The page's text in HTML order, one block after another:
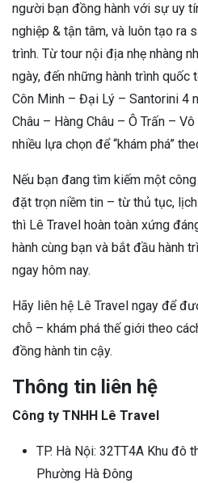
người bạn đồng hành với sự uy
nghiệp & tận tâm, và luôn tạo ra
trình. Từ tour nội địa nhẹ nhàng
ngày, đến những hành trình
Côn Minh – Đại Lý – Santorini 4
Châu – Hàng Châu – Ô Trấn –
nhiều lựa chọn để “khám phá”
Nếu bạn đang tìm kiếm một
đặt trọn niềm tin – từ thủ tục,
thì Lê Travel hoàn toàn xứng
hành cùng bạn và bắt đầu hành
ngay hôm nay.
Hãy liên hệ Lê Travel ngay để
chỗ – khám phá thế giới theo
đồng hành tin cậy.
Thông tin liên hệ
Công ty TNHH Lê Travel
TP. Hà Nội: 32TT4A Khu đô
Phường Hà Đông